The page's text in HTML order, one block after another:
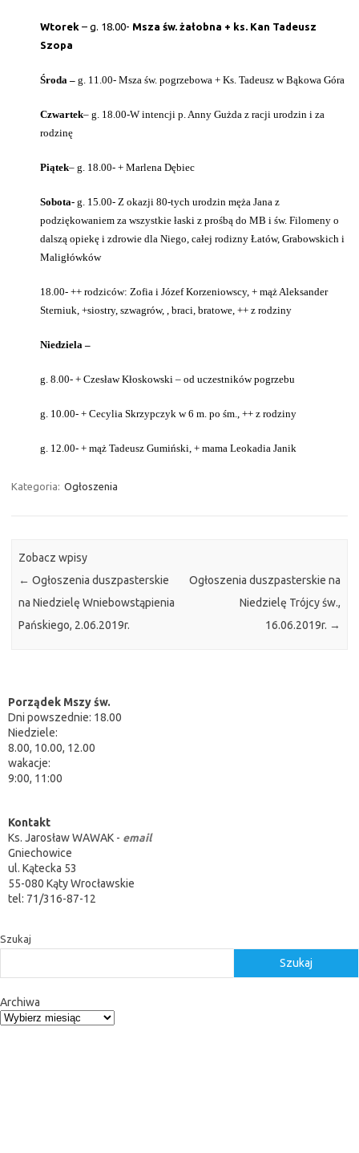
Wtorek – g. 18.00- Msza św. żałobna + ks. Kan Tadeusz
Szopa
Środa – g. 11.00- Msza św. pogrzebowa + Ks. Tadeusz w Bąkowa Góra
Czwartek– g. 18.00-W intencji p. Anny Gużda z racji urodzin i za
rodzinę
Piątek– g. 18.00- + Marlena Dębiec
Sobota- g. 15.00- Z okazji 80-tych urodzin męża Jana z
podziękowaniem za wszystkie łaski z prośbą do MB i św. Filomeny o
dalszą opiekę i zdrowie dla Niego, całej rodizny Łatów, Grabowskich i
Maligłówków
18.00- ++ rodziców: Zofia i Józef Korzeniowscy, + mąż Aleksander
Sterniuk, +siostry, szwagrów, , braci, bratowe, ++ z rodziny
Niedziela –
g. 8.00- + Czesław Kłoskowski – od uczestników pogrzebu
g. 10.00- + Cecylia Skrzypczyk w 6 m. po śm., ++ z rodziny
g. 12.00- + mąż Tadeusz Gumiński, + mama Leokadia Janik
Kategoria: Ogłoszenia
Zobacz wpisy
← Ogłoszenia duszpasterskie
na Niedzielę Wniebowstąpienia
Pańskiego, 2.06.2019r.
Ogłoszenia duszpasterskie na
Niedzielę Trójcy św.,
16.06.2019r. →
Porządek Mszy św.
Dni powszednie: 18.00
Niedziele:
8.00, 10.00, 12.00
wakacje:
9:00, 11:00
Kontakt
Ks. Jarosław WAWAK - email
Gniechowice
ul. Kątecka 53
55-080 Kąty Wrocławskie
tel: 71/316-87-12
Szukaj
Szukaj
Archiwa